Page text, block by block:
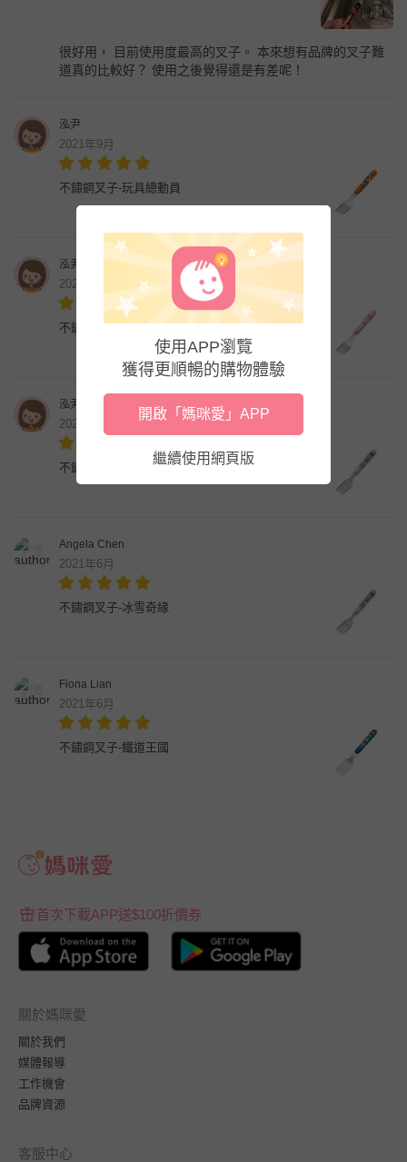
很好用， 目前使用度最高的叉子。 本來想有品牌的叉子難
道真的比較好？ 使用之後覺得還是有差呢！
泓尹
2021年9月
不鏽鋼叉子-玩具總動員
泓尹
2021年9月
不鏽鋼叉子-迪士尼公主
泓尹
2021年9月
不鏽鋼叉子-冰雪奇緣
Angela Chen
2021年6月
不鏽鋼叉子-冰雪奇緣
Fiona Lian
2021年6月
不鏽鋼叉子-鐵道王國
首次下載APP送$100折價券
關於媽咪愛
關於我們
媒體報導
工作機會
品牌資源
客服中心
使用APP瀏覽
獲得更順暢的購物體驗
開啟「媽咪愛」APP
繼續使用網頁版